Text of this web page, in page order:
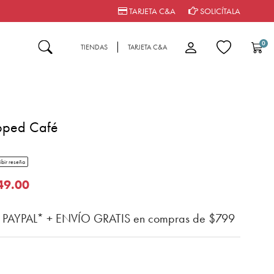
TARJETA C&A SOLICÍTALA
TIENDAS TARJETA C&A 0
Café
cliente
rating
reseña
de
+ ENVÍO GRATIS en compras de $799